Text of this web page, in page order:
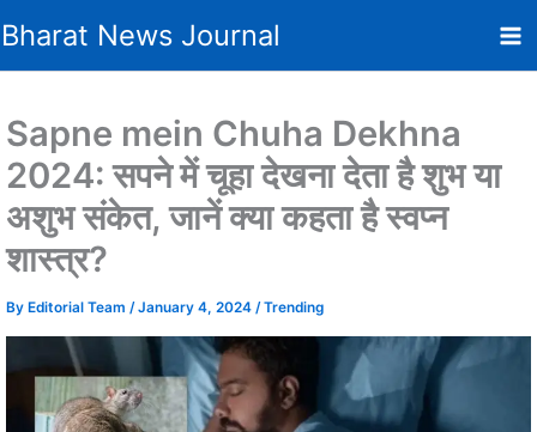
to
content
Bharat News Journal
Sapne mein Chuha Dekhna
2024: सपने में चूहा देखना देता है शुभ या
अशुभ संकेत, जानें क्या कहता है स्वप्न
शास्त्र?
By Editorial Team /January 4, 2024 /Trending